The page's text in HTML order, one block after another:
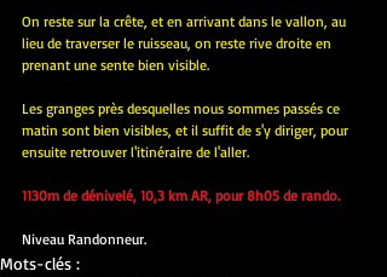
On reste sur la crête, et en arrivant dans le vallon, au
lieu de traverser le ruisseau, on reste rive droite en
prenant une sente bien visible.
Les granges près desquelles nous sommes passés ce
matin sont bien visibles, et il suffit de s'y diriger, pour
ensuite retrouver l'itinéraire de l'aller.
1130m de dénivelé, 10,3 km AR, pour 8h05 de rando.
Niveau Randonneur.
Mots-clés :